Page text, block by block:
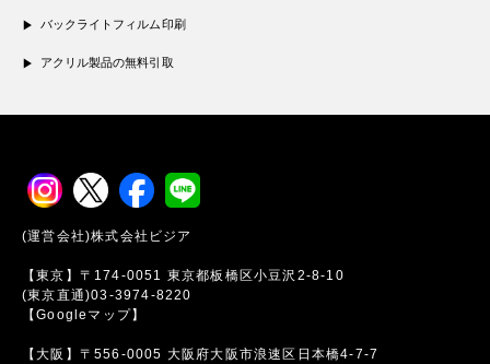
バックライトフィルム印刷
アクリル製品の無料引取
(運営会社)株式会社ビジア
【東京】〒174-0051 東京都板橋区小豆沢2-8-10
(東京直通)03-3974-8220
【Googleマップ】
【大阪】〒556-0005 大阪府大阪市浪速区日本橋4-7-7